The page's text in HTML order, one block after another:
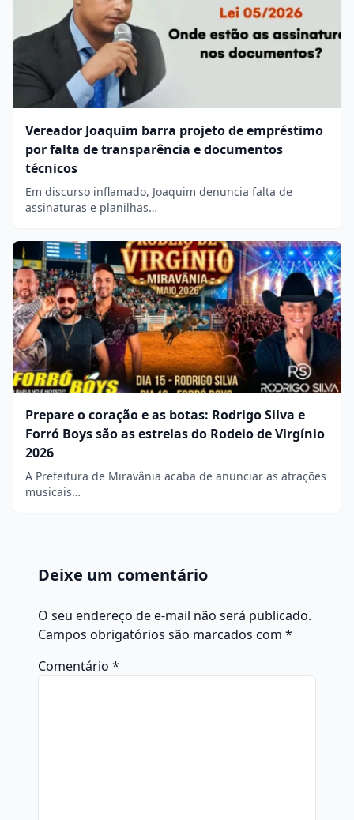
Vereador Joaquim barra projeto de empréstimo
por falta de transparência e documentos
técnicos
Em discurso inflamado, Joaquim denuncia falta de
assinaturas e planilhas…
Prepare o coração e as botas: Rodrigo Silva e
Forró Boys são as estrelas do Rodeio de Virgínio
2026
A Prefeitura de Miravânia acaba de anunciar as atrações
musicais…
Deixe um comentário
O seu endereço de e-mail não será publicado.
Campos obrigatórios são marcados com *
Comentário *